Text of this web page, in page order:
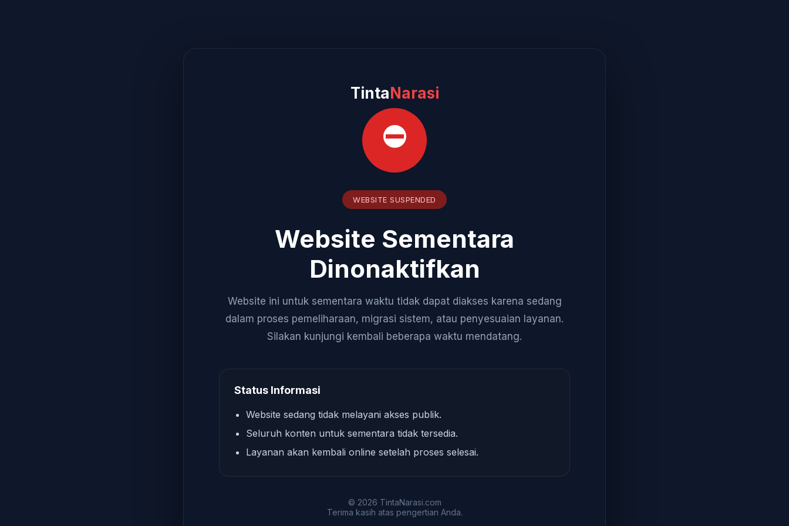
TintaNarasi
⛔
WEBSITE SUSPENDED
Website Sementara
Dinonaktifkan
Website ini untuk sementara waktu tidak dapat diakses karena sedang
dalam proses pemeliharaan, migrasi sistem, atau penyesuaian layanan.
Silakan kunjungi kembali beberapa waktu mendatang.
Status Informasi
Website sedang tidak melayani akses publik.
Seluruh konten untuk sementara tidak tersedia.
Layanan akan kembali online setelah proses selesai.
© 2026 TintaNarasi.com
Terima kasih atas pengertian Anda.